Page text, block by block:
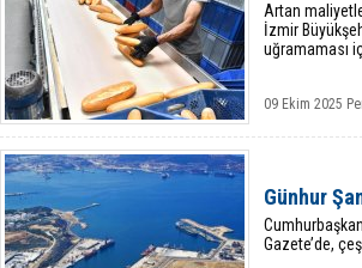
Artan
İzmir
uğramaması
09 Ekim 2025
Günhur
Gazete’de,